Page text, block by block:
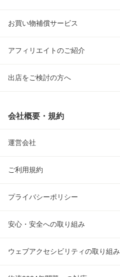
お買い物補償サービス
アフィリエイトのご紹介
出店をご検討の方へ
会社概要・規約
運営会社
ご利用規約
プライバシーポリシー
安心・安全への取り組み
ウェブアクセシビリティの取り組み